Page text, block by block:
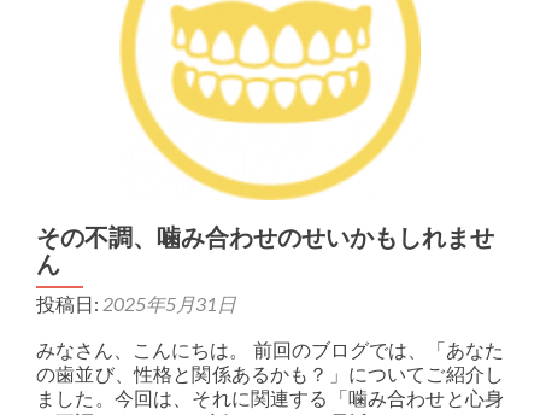
その不調、噛み合わせのせいかもしれませ
ん
投稿日: 2025年5月31日
みなさん、こんにちは。 前回のブログでは、「あなた
の歯並び、性格と関係あるかも？」についてご紹介し
ました。今回は、それに関連する「噛み合わせと心身